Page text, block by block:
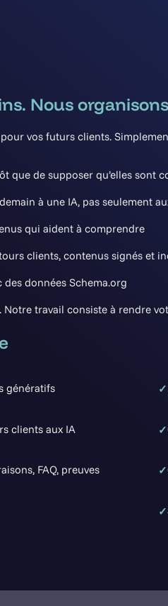
Nous
pour vos futurs clients.
que de supposer qu’elles sont
à une IA, pas seulement
qui aident à comprendre
clients, contenus signés et
données Schema.org
travail consiste à rendre
génératifs
clients aux IA
FAQ, preuves
✓
✓
✓
✓